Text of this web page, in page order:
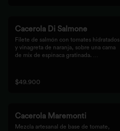
Cacerola Di Salmone
Filete de salmón con tomates hidratados
y vinagreta de naranja, sobre una cama
de mix de espinaca gratinada.
$49.900
Cacerola Maremonti
Mezcla artesanal de base de tomate,